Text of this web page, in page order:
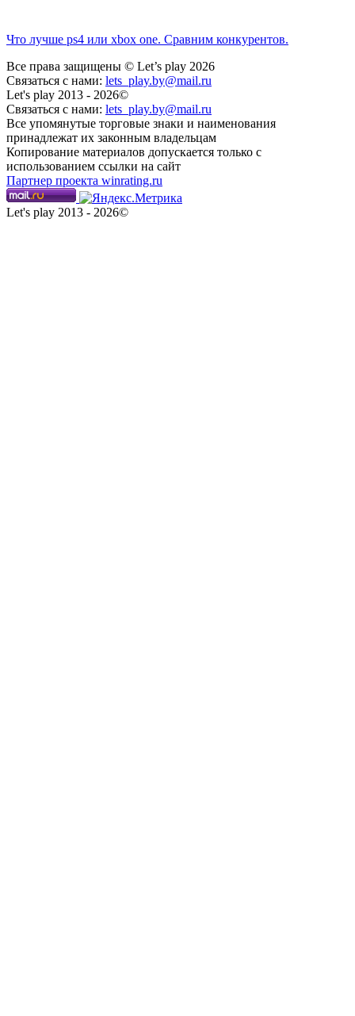
Что лучше ps4 или xbox one. Сравним конкурентов.
Все права защищены © Let’s play 2026
Связаться с нами: lets_play.by@mail.ru
Let's play 2013 - 2026©
Связаться с нами: lets_play.by@mail.ru
Все упомянутые торговые знаки и наименования
принадлежат их законным владельцам
Копирование материалов допускается только с
использованием ссылки на сайт
Партнер проекта winrating.ru
Let's play 2013 - 2026©